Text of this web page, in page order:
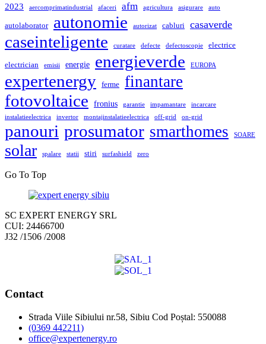
2023 aercomprimatindustrial afaceri afm agricultura asigurare auto
autolaborator autonomie autorizat cabluri casaverde
caseinteligente curatare defecte defectoscopie electrice
electrician emisii energie energieverde EUROPA
expertenergy ferme finantare
fotovoltaice fronius garantie impamantare
incarcare
instalatieelectrica
invertor montajinstalatieelectrica off-grid on-grid
panouri prosumator smarthomes SOARE
solar spalare statii stiri surfashield zero
Go To Top
SC EXPERT ENERGY SRL
CUI: 24466700
J32 /1506 /2008
Contact
Strada Viile Sibiului nr.58, Sibiu Cod Poștal: 550088
(0369 442211)
office@expertenergy.ro